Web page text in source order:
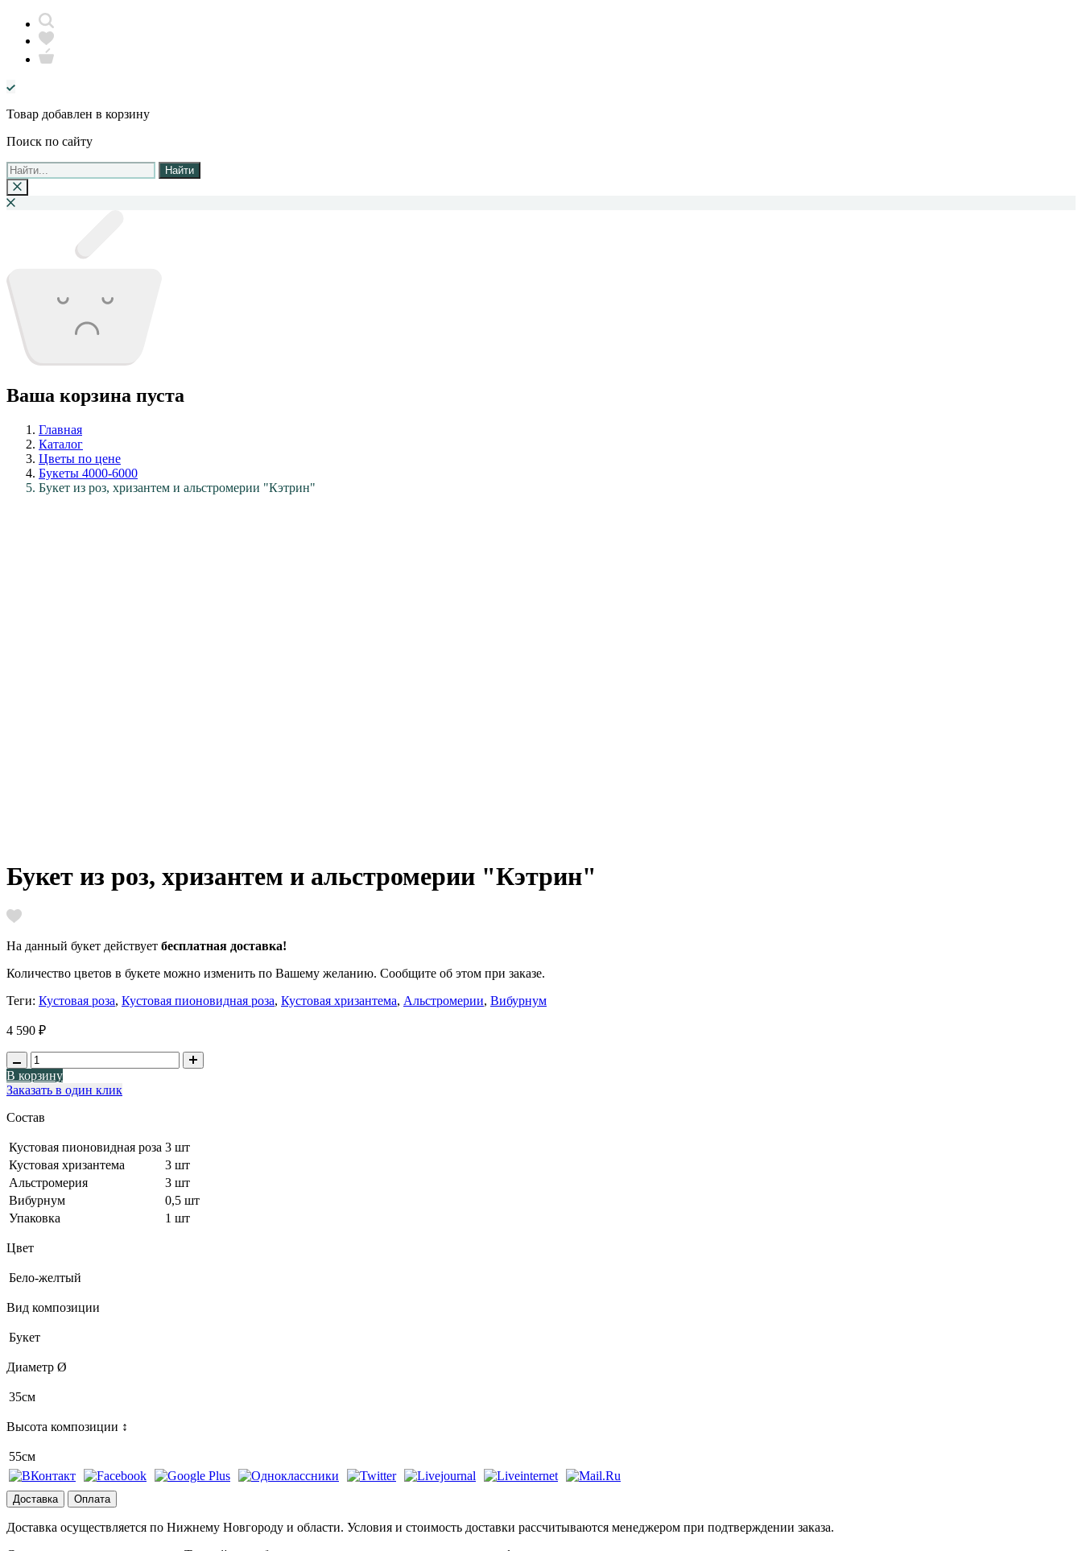
Товар добавлен в корзину
Поиск по сайту
Найти
Ваша корзина пуста
Главная
Каталог
Цветы по цене
Букеты 4000-6000
Букет из роз, хризантем и альстромерии "Кэтрин"
Букет из роз, хризантем и альстромерии "Кэтрин"
На данный букет действует бесплатная доставка!
Количество цветов в букете можно изменить по Вашему желанию. Сообщите об этом при заказе.
Теги: Кустовая роза, Кустовая пионовидная роза, Кустовая хризантема, Альстромерии, Вибурнум
4 590 ₽
В корзину
Заказать в один клик
Состав
Кустовая пионовидная роза 3 шт
Кустовая хризантема
3 шт
Альстромерия
3 шт
Вибурнум
0,5 шт
Упаковка
1 шт
Цвет
Бело-желтый
Вид композиции
Букет
Диаметр Ø
35см
Высота композиции ↕
55см
Доставка Оплата
Доставка осуществляется по Нижнему Новгороду и области. Условия и стоимость доставки рассчитываются менеджером при подтверждении заказа.